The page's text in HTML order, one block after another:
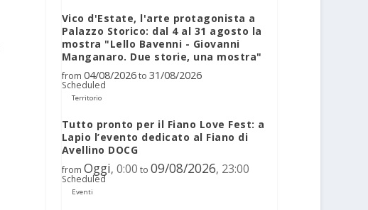
Vico d'Estate, l'arte protagonista a
Palazzo Storico: dal 4 al 31 agosto la
mostra "Lello Bavenni - Giovanni
Manganaro. Due storie, una mostra"
from 04/08/2026to 31/08/2026
Scheduled
Territorio
Tutto pronto per il Fiano Love Fest: a
Lapio l’evento dedicato al Fiano di
Avellino DOCG
from Oggi, 0:00 to 09/08/2026, 23:00
Scheduled
Eventi